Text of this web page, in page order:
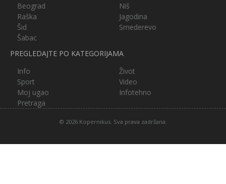
Beograd
Niš
Raška
Jagodina
Šid
Smederevo
Šabac
PREGLEDAJTE PO KATEGORIJAMA
Info
Život
Sport
Video
Moj ugao
Infotehno
Pretraga
© 2026 Kopernikus. Sva prava zadržana.